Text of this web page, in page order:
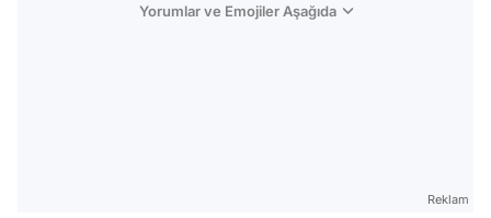
Yorumlar ve Emojiler Aşağıda
Reklam